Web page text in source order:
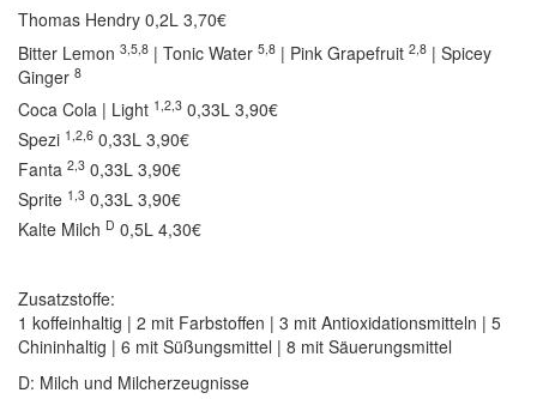
Thomas Hendry 0,2L 3,70€
Bitter Lemon 3,5,8 | Tonic Water 5,8 | Pink Grapefruit 2,8 | Spicey
Ginger 8
Coca Cola | Light 1,2,3 0,33L 3,90€
Spezi 1,2,6 0,33L 3,90€
Fanta 2,3 0,33L 3,90€
Sprite 1,3 0,33L 3,90€
Kalte Milch D 0,5L 4,30€
Zusatzstoffe:
1 koffeinhaltig | 2 mit Farbstoffen | 3 mit Antioxidationsmitteln | 5
Chininhaltig | 6 mit Süßungsmittel | 8 mit Säuerungsmittel
D: Milch und Milcherzeugnisse